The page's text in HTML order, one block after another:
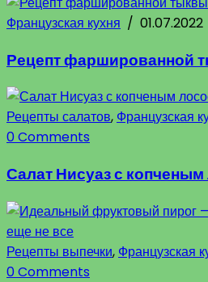
Французская кухня / 01.07.2022
Рецепт фаршированной
Рецепты салатов, Французская
0 Comments
Салат Нисуаз с
Рецепты выпечки, Французская
0 Comments